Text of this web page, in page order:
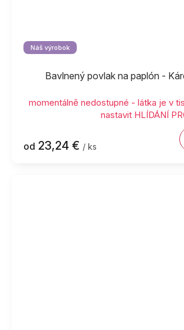
Náš výrobok
Bavlnený povlak na paplón -
momentálně nedostupné - látka je v
nastavit HLÍDÁNÍ
od 23,24 € / ks